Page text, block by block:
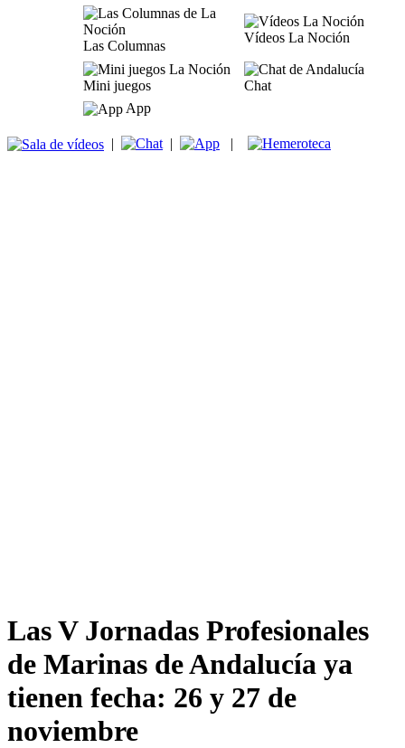
Las Columnas
Vídeos La Noción
Mini juegos
Chat
App
| | |
Las V Jornadas Profesionales
de Marinas de Andalucía ya
tienen fecha: 26 y 27 de
noviembre